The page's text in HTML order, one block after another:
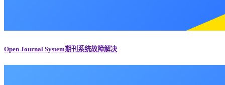
Open Journal System期刊系统故障解决